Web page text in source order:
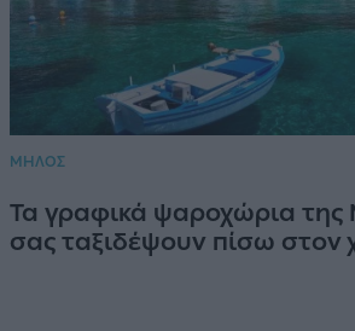
ΜΗΛΟΣ
Τα γραφικά ψαροχώρια
σας ταξιδέψουν πίσω στον